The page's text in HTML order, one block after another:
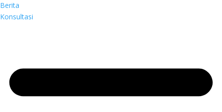
Berita
Konsultasi